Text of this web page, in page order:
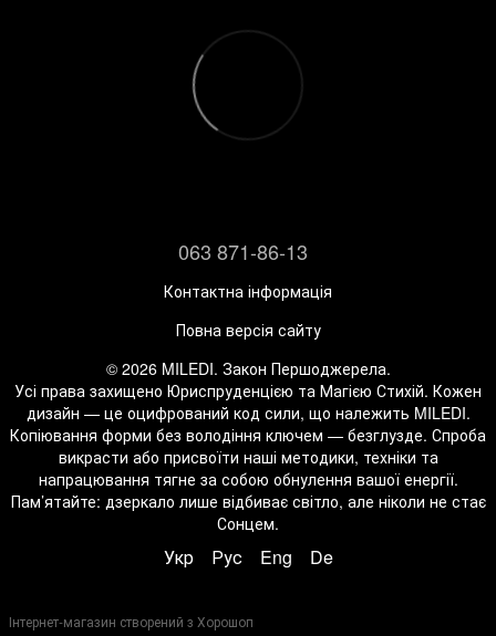
063 871-86-13
Контактна інформація
Повна версія сайту
© 2026 MILEDI. Закон Першоджерела.
Усі права захищено Юриспруденцією та Магією Стихій. Кожен
дизайн — це оцифрований код сили, що належить MILEDI.
Копіювання форми без володіння ключем — безглузде. Спроба
викрасти або присвоїти наші методики, техніки та
напрацювання тягне за собою обнулення вашої енергії.
Пам’ятайте: дзеркало лише відбиває світло, але ніколи не стає
Сонцем.
Укр Рус Eng De
Інтернет-магазин створений з Хорошоп